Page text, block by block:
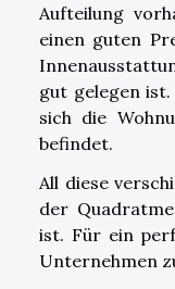
Aufteilung
einen guten
gut gelegen
sich die
befindet.
All diese
der
ist. Für ein
Unternehmen